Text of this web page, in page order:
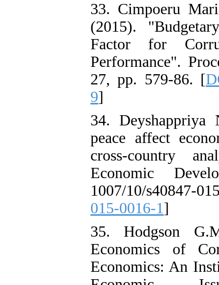
33. Cimpoeru
(2015).
Factor for
Performance".
27, pp. 579-86. [
9]
34.
peace affect
cross-country
Economic
1007/10/s40847-
015-0016-1]
35. Hodgson
Economics of
Economics: An